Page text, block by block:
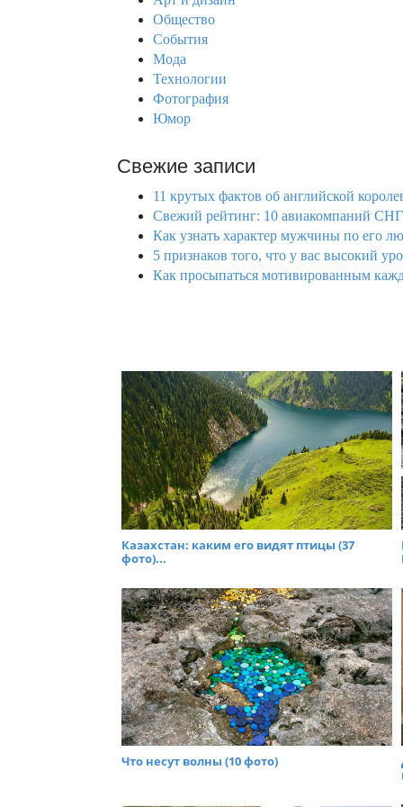
Общество
События
Мода
Технологии
Фотография
Юмор
Свежие записи
11 крутых фактов об английской
Свежий рейтинг: 10 авиакомпаний
Как узнать характер мужчины по его
5 признаков того, что у вас высокий
Как просыпаться мотивированным
Казахстан: каким его видят птицы (37
фото)...
Что несут волны (10 фото)